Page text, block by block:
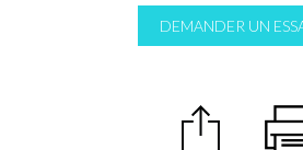
DEMANDER UN